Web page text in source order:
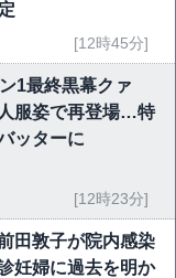
[12時45分]
1最終黒幕クァ
服姿で再登場…特
ッターに
[12時23分]
田敦子が院内感染
妊婦に過去を明か